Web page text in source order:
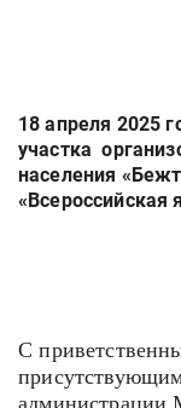
18 апреля 2025
участка
населения
«Всероссийская
С
присутствующим